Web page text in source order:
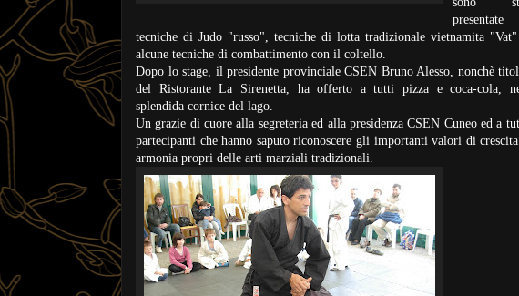
presentate
tecniche di Judo "russo", tecniche di lotta tradizionale vietnamita "Vat"
alcune tecniche di combattimento con il coltello.
Dopo lo stage, il presidente provinciale CSEN Bruno Alesso, nonchè
del Ristorante La Sirenetta, ha offerto a tutti pizza e coca-cola,
splendida cornice del lago.
Un grazie di cuore alla segreteria ed alla presidenza CSEN Cuneo ed a
partecipanti che hanno saputo riconoscere gli importanti valori di crescita
armonia propri delle arti marziali tradizionali.